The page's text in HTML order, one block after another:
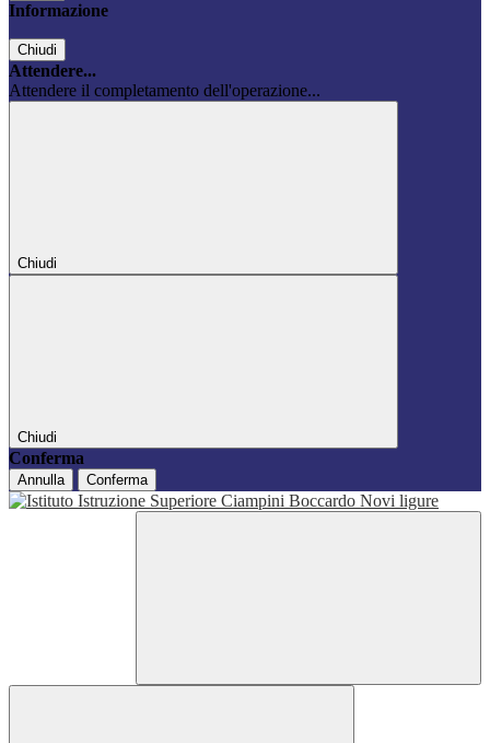
Informazione
Chiudi
Attendere...
Attendere il completamento dell'operazione...
Chiudi
Chiudi
Conferma
Annulla Conferma